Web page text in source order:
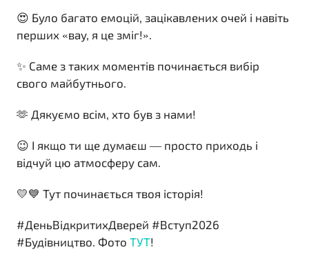
😍 Було багато емоцій, зацікавлених очей і навіть
перших «вау, я це зміг!».
✨ Саме з таких моментів починається вибір
свого майбутнього.
🫶 Дякуємо всім, хто був з нами!
😉 І якщо ти ще думаєш — просто приходь і
відчуй цю атмосферу сам.
💛💙 Тут починається твоя історія!
#ДеньВідкритихДверей #Вступ2026
#Будівництво. Фото ТУТ!